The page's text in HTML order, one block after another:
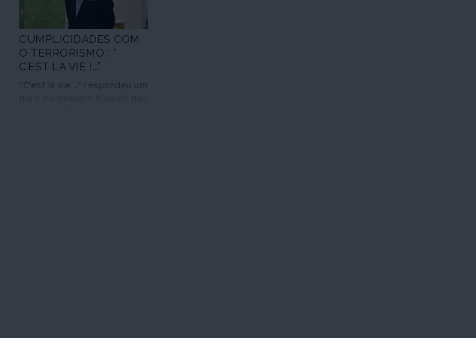
CUMPLICIDADES COM
O TERRORISMO : “
C’EST LA VIE !...”
"C'est la vie…" respondeu um